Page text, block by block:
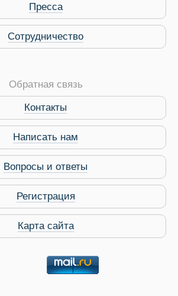
Виза в Индию
Пресса
Сотрудничество
Обратная связь
Контакты
Написать нам
Вопросы и ответы
Регистрация
Карта сайта